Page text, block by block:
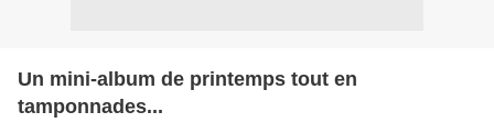
Un mini-album de printemps tout en
tamponnades...